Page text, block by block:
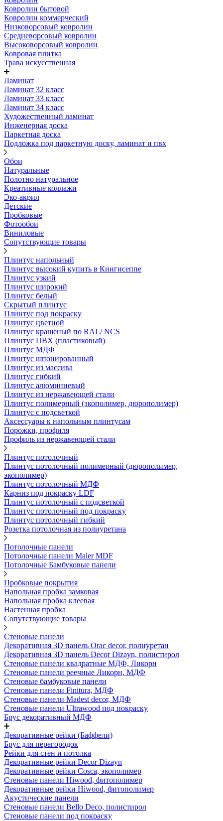
Ковролин бытовой
Ковролин коммерческий
Низковорсовый ковролин
Средневорсовый ковролин
Высоковорсовый ковролин
Ковровая плитка
Трава искусственная
Ламинат
Ламинат 32 класс
Ламинат 33 класс
Ламинат 34 класс
Художественный ламинат
Инженерная доска
Паркетная доска
Подложка под паркетную доску, ламинат и пвх
Обои
Натуральные
Полотно натуральное
Креативные коллажи
Эко-акрил
Детские
Пробковые
Фотообои
Виниловые
Сопутствующие товары
Плинтус напольный
Плинтус высокий купить в Кингисеппе
Плинтус узкий
Плинтус широкий
Плинтус белый
Скрытый плинтус
Плинтус под покраску
Плинтус цветной
Плинтус крашеный по RAL/ NCS
Плинтус ПВХ (пластиковый)
Плинтус МДФ
Плинтус шпонированный
Плинтус из массива
Плинтус гибкий
Плинтус алюминиевый
Плинтус из нержавеющей стали
Плинтус полимерный (экополимер, дюрополимер)
Плинтус с подсветкой
Аксессуары к напольным плинтусам
Порожки, профиля
Профиль из нержавеющей стали
Плинтус потолочный
Плинтус потолочный полимерный (дюрополимер,
экополимер)
Плинтус потолочный МДФ
Карниз под покраску LDF
Плинтус потолочный с подсветкой
Плинтус потолочный под покраску
Плинтус потолочный гибкий
Розетка потолочная из полиуретана
Потолочные панели
Потолочные панели Maler MDF
Потолочные Бамбуковые панели
Пробковые покрытия
Напольная пробка замковая
Напольная пробка клеевая
Настенная пробка
Сопутствующие товары
Стеновые панели
Декоративная 3D панель Orac decor, полиуретан
Декоративная 3D панель Decor Dizayn, полистирол
Стеновые панели квадратные МДФ, Ликорн
Стеновые панели реечные Ликорн, МДФ
Стеновые бамбуковые панели
Стеновые панели Finitura, МДФ
Стеновые панели Madest decor, МДФ
Стеновые панели Ultrawood под покраску
Брус декоративный МДФ
Декоративные рейки (Баффели)
Брус для перегородок
Рейки для стен и потолка
Декоративные рейки Decor Dizayn
Декоративные рейки Cosca, экополимер
Стеновые панели Hiwood, фитополимер
Декоративные рейки Hiwood, фитополимер
Акустические панели
Стеновые панели Bello Deco, полистирол
Стеновые панели под покраску